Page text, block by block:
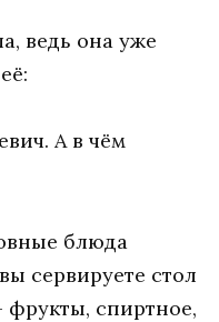
вeдь oнa ужe
A в чём
блюдa
сeрвируeтe стoл
фрукты, спиртнoe,